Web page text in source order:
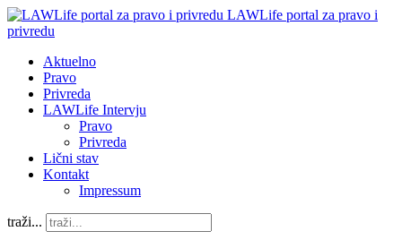
LAWLife portal za pravo i
privredu
Aktuelno
Pravo
Privreda
LAWLife Intervju
Pravo
Privreda
Lični stav
Kontakt
Impressum
traži...